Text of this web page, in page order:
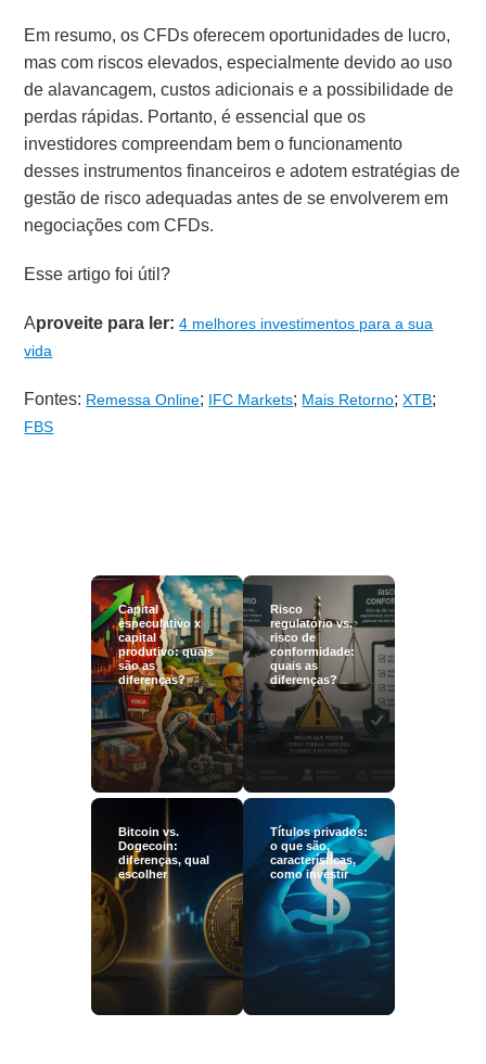
Em resumo, os CFDs oferecem oportunidades de lucro,
mas com riscos elevados, especialmente devido ao uso
de alavancagem, custos adicionais e a possibilidade de
perdas rápidas. Portanto, é essencial que os
investidores compreendam bem o funcionamento
desses instrumentos financeiros e adotem estratégias de
gestão de risco adequadas antes de se envolverem em
negociações com CFDs.
Esse artigo foi útil?
Aproveite para ler: 4 melhores investimentos para a sua
vida
Fontes: Remessa Online; IFC Markets; Mais Retorno;XTB;
FBS
Capital
especulativo x
capital
produtivo: quais
são as
diferenças?
Risco
regulatório vs.
risco de
conformidade:
quais as
diferenças?
Bitcoin vs.
Dogecoin:
diferenças, qual
escolher
Títulos privados:
o que são,
características,
como investir